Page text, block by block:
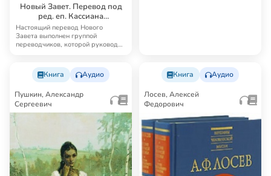
Новый Завет. Перевод под
ред. еп. Кассиана
(Безобразова)
Настоящий перевод Нового
Завета выполнен группой
переводчиков, которой руководил
Книга Аудио
Пушкин, Александр
Сергеевич
Книга Аудио
Лосев, Алексей
Федорович